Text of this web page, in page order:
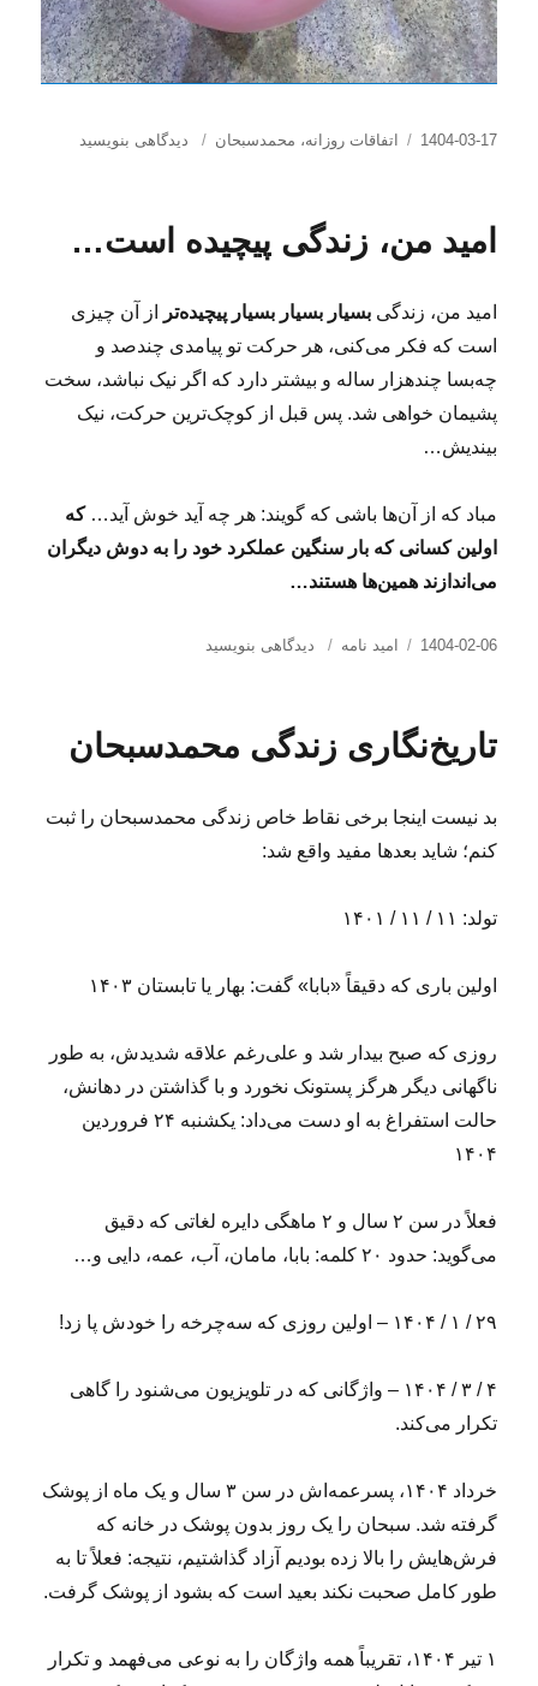
ارسال
1404-03-17 دسته‌ها
اتفاقات روزانه، محمدسبحان
برای
دیدگاهی بنویسید
امید من، زندگی پیچیده است…
امید من، زندگیبسیار بسیار بسیار پیچیده‌تر
از آن چیزی
است که فکر می‌کنی، هر حرکت تو پیامدی چندصد و
چه‌بسا چندهزار ساله و بیشتر دارد که اگر نیک نباشد، سخت
پشیمان خواهی شد. پس قبل از کوچک‌ترین حرکت، نیک
بیندیش…
مباد که از آن‌ها باشی که گویند: هر چه آید خوش آید…که
اولین کسانی که بار سنگین عملکرد خود را به دوش دیگران
می‌اندازند همین‌ها هستند…
ارسال
1404-02-06 دسته‌ها
امید نامه
برای
پیچیده
است…
دیدگاهی بنویسید
تاریخ‌نگاری زندگی محمدسبحان
بد نیست اینجا برخی نقاط خاص زندگی محمدسبحان را ثبت
کنم؛ شاید بعدها مفید واقع شد:
تولد: ۱۱ / ۱۱ / ۱۴۰۱
اولین باری که دقیقاً «بابا» گفت: بهار یا تابستان ۱۴۰۳
روزی که صبح بیدار شد و علی‌رغم علاقه شدیدش، به طور
ناگهانی دیگر هرگز پستونک نخورد و با گذاشتن در دهانش،
حالت استفراغ به او دست می‌داد: یکشنبه ۲۴ فروردین
۱۴۰۴
فعلاً در سن ۲ سال و ۲ ماهگی دایره لغاتی که دقیق
می‌گوید: حدود ۲۰ کلمه: بابا، مامان، آب، عمه، دایی و…
۲۹ / ۱ / ۱۴۰۴ – اولین روزی که سه‌چرخه را خودش پا زد!
۴ / ۳ / ۱۴۰۴ – واژگانی که در تلویزیون می‌شنود را گاهی
تکرار می‌کند.
خرداد ۱۴۰۴، پسرعمه‌اش در سن ۳ سال و یک ماه از پوشک
گرفته شد. سبحان را یک روز بدون پوشک در خانه که
فرش‌هایش را بالا زده بودیم آزاد گذاشتیم، نتیجه: فعلاً تا به
طور کامل صحبت نکند بعید است که بشود از پوشک گرفت.
۱ تیر ۱۴۰۴، تقریباً همه واژگان را به نوعی می‌فهمد و تکرار